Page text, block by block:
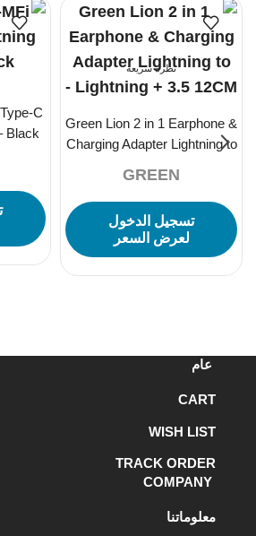
نظرة سريعة
Green Lion 2 in 1 Earphone &
Charging Adapter Lightning to
GREEN
تسجيل الدخول
لعرض السعر
C
Black
عام
CART
WISH LIST
TRACK ORDER
COMPANY
معلوماتنا